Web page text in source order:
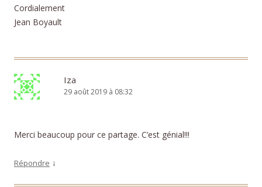
Cordialement
Jean Boyault
Iza
29 août 2019 à 08:32
Merci beaucoup pour ce partage. C’est génial!!!
Répondre ↓